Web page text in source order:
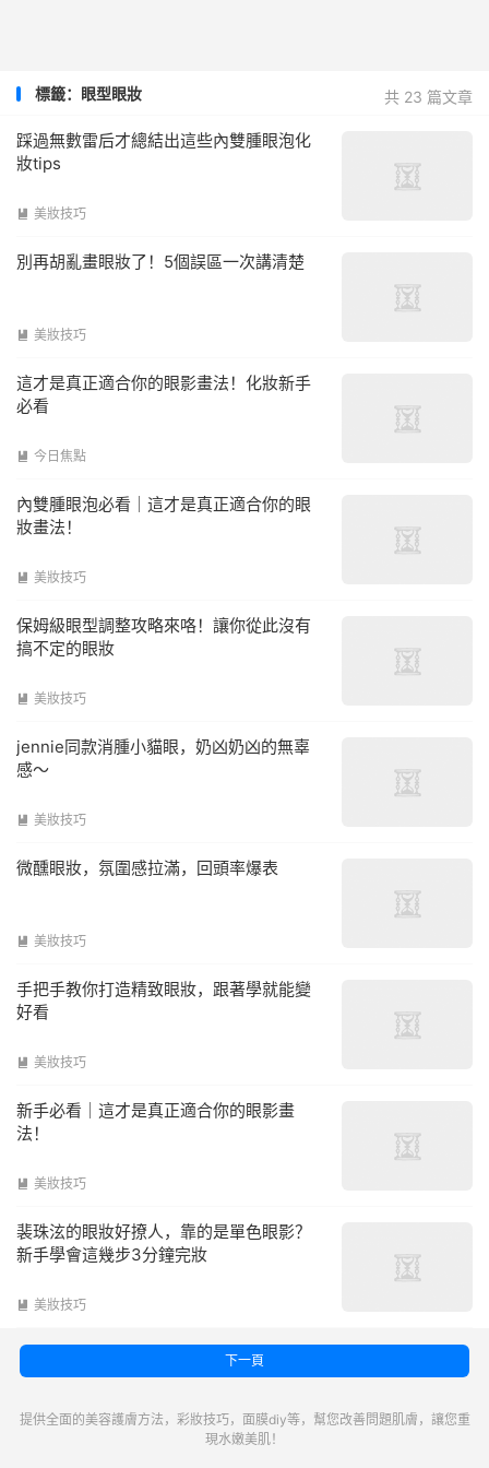
共 23 篇文章
標籤：眼型眼妝
踩過無數雷后才總結出這些內雙腫眼泡化
妝tips
 美妝技巧
別再胡亂畫眼妝了！5個誤區一次講清楚
 美妝技巧
這才是真正適合你的眼影畫法！化妝新手
必看
 今日焦點
內雙腫眼泡必看｜這才是真正適合你的眼
妝畫法！
 美妝技巧
保姆級眼型調整攻略來咯！讓你從此沒有
搞不定的眼妝
 美妝技巧
jennie同款消腫小貓眼，奶凶奶凶的無辜
感～
 美妝技巧
微醺眼妝，氛圍感拉滿，回頭率爆表
 美妝技巧
手把手教你打造精致眼妝，跟著學就能變
好看
 美妝技巧
新手必看｜這才是真正適合你的眼影畫
法！
 美妝技巧
裴珠泫的眼妝好撩人，靠的是單色眼影？
新手學會這幾步3分鐘完妝
 美妝技巧
下一頁
提供全面的美容護膚方法，彩妝技巧，面膜diy等，幫您改善問題肌膚，讓您重
現水嫩美肌！